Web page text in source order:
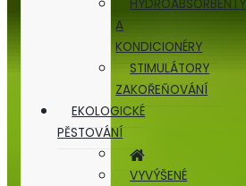
HYDROABSORBENTY
A
KONDICIONÉRY
STIMULÁTORY
ZAKOŘEŇOVÁNÍ
EKOLOGICKÉ
PĚSTOVÁNÍ
VYVÝŠENÉ